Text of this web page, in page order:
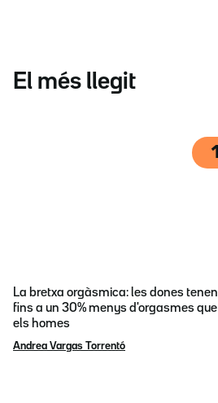
El més llegit
1
La bretxa orgàsmica: les dones tenen
fins a un 30% menys d'orgasmes que
els homes
Andrea Vargas Torrentó